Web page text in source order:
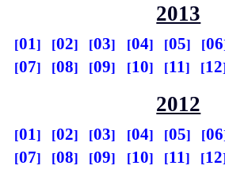
2013
01 02 03 04 05
06
07
08 09 10 11 12
2012
01 02 03 04 05
06
07
08 09 10 11 12